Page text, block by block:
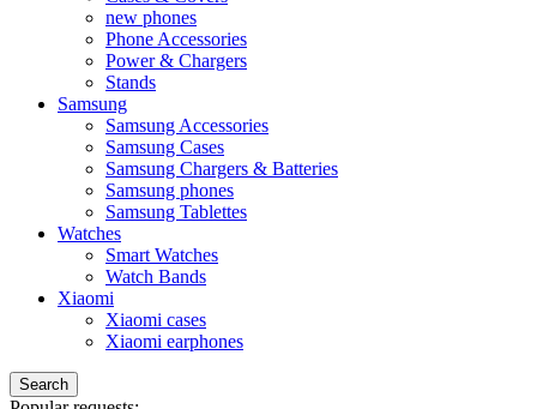
new phones
Phone Accessories
Power & Chargers
Stands
Samsung
Samsung Accessories
Samsung Cases
Samsung Chargers & Batteries
Samsung phones
Samsung Tablettes
Watches
Smart Watches
Watch Bands
Xiaomi
Xiaomi cases
Xiaomi earphones
Search